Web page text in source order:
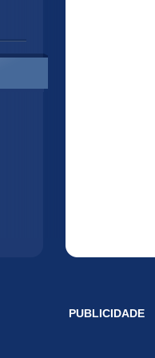
PUBLICIDADE